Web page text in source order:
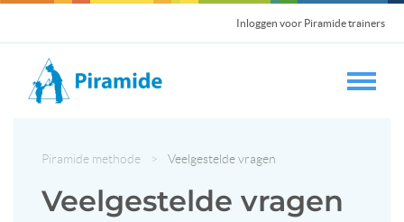
Inloggen voor Piramide trainers
Piramide methode > Veelgestelde vragen
Veelgestelde vragen